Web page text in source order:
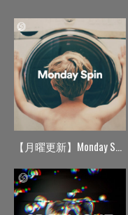
【月曜更新】Monday Spin